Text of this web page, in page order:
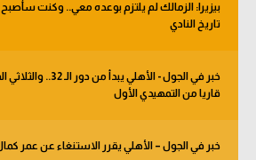
بيزيرا: الزمالك لم يلتزم بوعده معي.. وكنت
تاريخ النادي
خبر في الجول - الأهلي يبدأ
قاريا من التمهيدي الأول
خبر في الجول – الأهلي يقرر الاستنغاء عن عمر